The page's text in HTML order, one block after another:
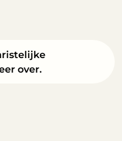
over.